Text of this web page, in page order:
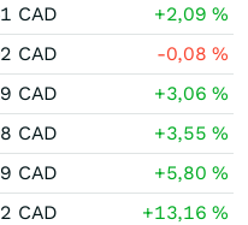
CAD +2,09%
CAD -0,08%
CAD +3,06%
CAD +3,55%
CAD +5,80%
CAD +13,16%